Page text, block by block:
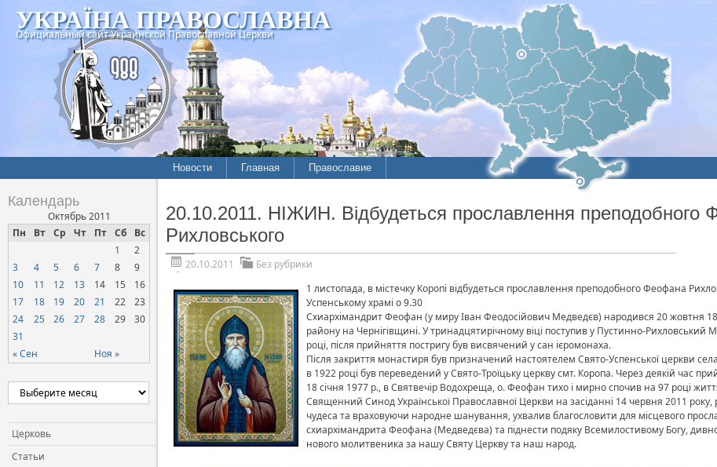
УКРАЇНА ПРАВОСЛАВНА
Официальный сайт Украинской Православной Церкви
Новости Главная Православие
Календарь
Октябрь 2011
Пн
Вт Ср Чт Пт Сб Вс
« Сен Ноя »
1
2
3
4 5 6 7 8
9
10
11 12 13 14 15
16
17
18 19 20 21 22
23
24
25 26 27 28 29
30
31
Церковь
Статьи
20.10.2011. НІЖИН. Відбудеться прославлення преподобного
Рихловського
20.10.2011
Без рубрики
1 листопада, в містечку Коропі відбудеться прославлення преподобного Феофана
Успенському храмі о 9.30
Схиархімандрит Феофан (у миру Іван Феодосійович Медведєв) народився 20 жовтня
району на Чернігівщині. У тринадцятирічному віці поступив у Пустинно-Рихловський
році, після прийняття постригу був висвячений у сан ієромонаха.
Після закриття монастиря був призначений настоятелем Свято-Успенської церкви
в 1922 році був переведений у Свято-Троїцьку церкву смт. Коропа. Через деякій час
18 січня 1977 р., в Святвечір Водохреща, о. Феофан тихо і мирно спочив на 97 році
Священний Синод Української Православної Церкви на засіданні 14 червня 2011
чудеса та враховуючи народне шанування, ухвалив благословити для місцевого
схиархімандрита Феофана (Медведєва) та піднести подяку Всемилостивому Богу,
нового молитвеника за нашу Святу Церкву та наш народ.